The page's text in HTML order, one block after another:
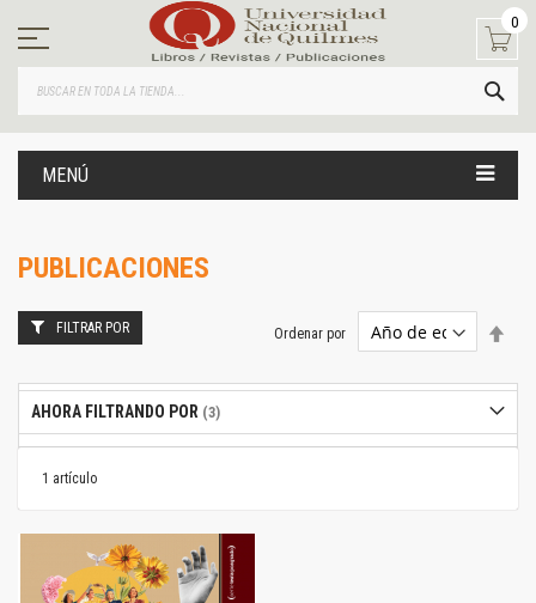
contenido
0
MENÚ
PUBLICACIONES
1 artículo
Ordenar por
FILTRAR POR
AHORA FILTRANDO POR